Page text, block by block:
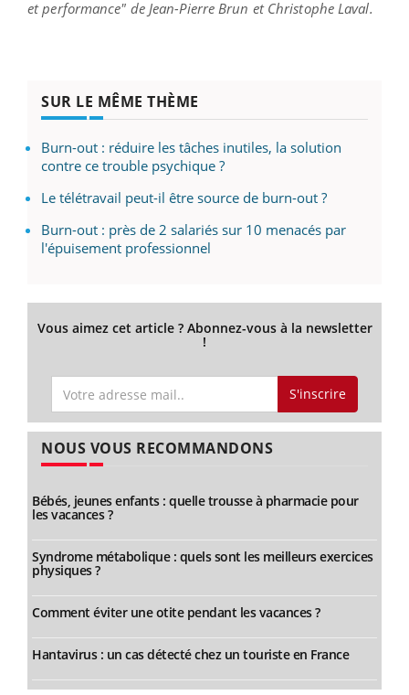
et performance" de Jean-Pierre Brun et Christophe Laval.
SUR LE MÊME THÈME
Burn-out : réduire les tâches inutiles, la solution
contre ce trouble psychique ?
Le télétravail peut-il être source de burn-out ?
Burn-out : près de 2 salariés sur 10 menacés par
l'épuisement professionnel
Vous aimez cet article ? Abonnez-vous à la newsletter
!
S'inscrire
NOUS VOUS RECOMMANDONS
Bébés, jeunes enfants : quelle trousse à pharmacie pour
les vacances ?
Syndrome métabolique : quels sont les meilleurs exercices
physiques ?
Comment éviter une otite pendant les vacances ?
Hantavirus : un cas détecté chez un touriste en France